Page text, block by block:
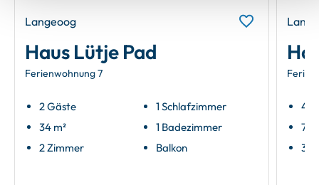
Langeoog
Haus Lütje Pad
Ferienwohnung 7
2 Gäste
34 m²
2 Zimmer
1 Schlafzimmer
1 Badezimmer
Balkon
4
70
3